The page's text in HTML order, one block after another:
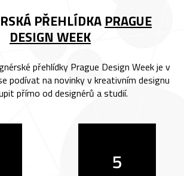
PŘEHLÍDKA PRAGUE
DESIGN WEEK
přehlídky Prague Design Week je v
podívat na novinky v kreativním designu
přímo od designérů a studií.
5